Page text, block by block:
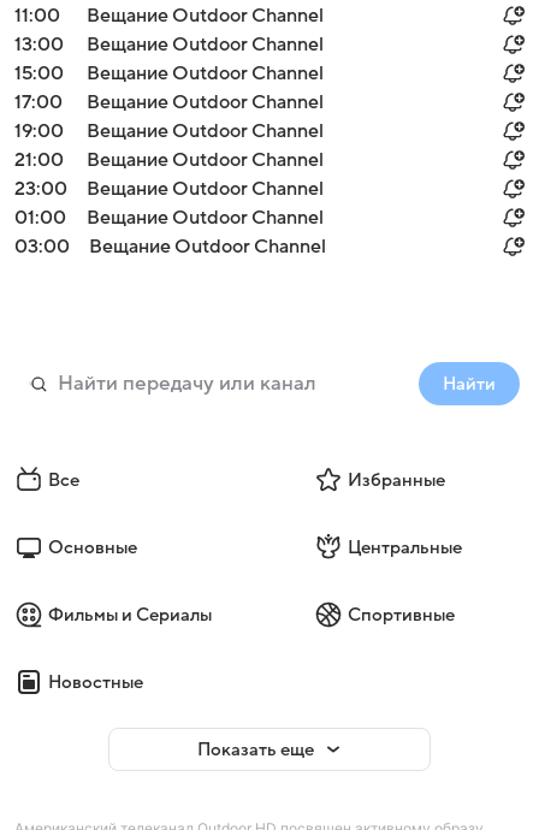
11:00
Вещание Outdoor Channel
13:00
Вещание Outdoor Channel
15:00
Вещание Outdoor Channel
17:00
Вещание Outdoor Channel
19:00
Вещание Outdoor Channel
21:00
Вещание Outdoor Channel
23:00
Вещание Outdoor Channel
01:00
Вещание Outdoor Channel
03:00
Вещание Outdoor Channel
Найти
Все Избранные
Основные Центральные
Фильмы и Сериалы Спортивные
Новостные
Показать еще